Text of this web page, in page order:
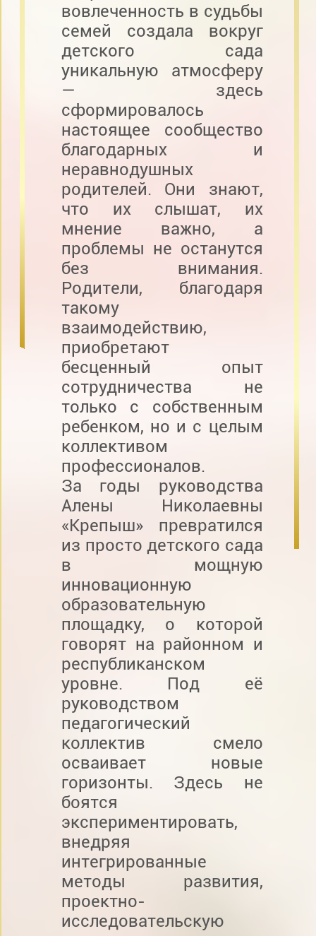
вовлеченность в судьбы
семей создала вокруг
детского сада
уникальную атмосферу
— здесь
сформировалось
настоящее сообщество
благодарных и
неравнодушных
родителей. Они знают,
что их слышат, их
мнение важно, а
проблемы не останутся
без внимания.
Родители, благодаря
такому
взаимодействию,
приобретают
бесценный опыт
сотрудничества не
только с собственным
ребенком, но и с целым
коллективом
профессионалов.
За годы руководства
Алены Николаевны
«Крепыш» превратился
из просто детского сада
в мощную
инновационную
образовательную
площадку, о которой
говорят на районном и
республиканском
уровне. Под её
руководством
педагогический
коллектив смело
осваивает новые
горизонты. Здесь не
боятся
экспериментировать,
внедряя
интегрированные
методы развития,
проектно-
исследовательскую